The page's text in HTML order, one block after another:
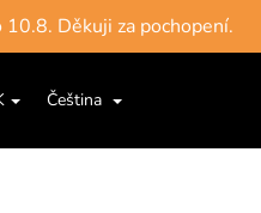
Děkuji za pochopení.
Jigové hlavičky, háčky
Čeština